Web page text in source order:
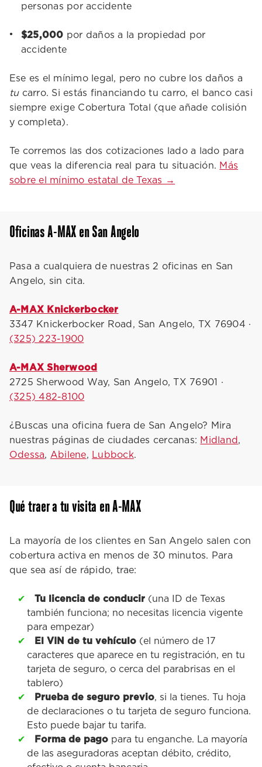
personas por accidente
$25,000 por daños a la propiedad por
accidente
Ese es el mínimo legal, pero no cubre los daños a
tucarro. Si estás financiando tu carro, el banco casi
siempre exige Cobertura Total (que añade colisión
y completa).
Te corremos las dos cotizaciones lado a lado para
que veas la diferencia real para tu situación. Más
sobre el mínimo estatal de Texas →
Oficinas A-MAX en San Angelo
Pasa a cualquiera de nuestras 2 oficinas en San
Angelo, sin cita.
A-MAX Knickerbocker
3347 Knickerbocker Road, San Angelo, TX 76904 ·
(325) 223-1900
A-MAX Sherwood
2725 Sherwood Way, San Angelo, TX 76901 ·
(325) 482-8100
¿Buscas una oficina fuera de San Angelo? Mira
nuestras páginas de ciudades cercanas: Midland ,
Odessa, Abilene, Lubbock.
Qué traer a tu visita en A-MAX
La mayoría de los clientes en San Angelo salen con
cobertura activa en menos de 30 minutos. Para
que sea así de rápido, trae:
Tu licencia de conducir (una ID de Texas
también funciona; no necesitas licencia vigente
para empezar)
El VIN de tu vehículo (el número de 17
caracteres que aparece en tu registración, en tu
tarjeta de seguro, o cerca del parabrisas en el
tablero)
Prueba de seguro previo, si la tienes. Tu hoja
de declaraciones o tu tarjeta de seguro funciona.
Esto puede bajar tu tarifa.
Forma de pago para tu enganche. La mayoría
de las aseguradoras aceptan débito, crédito,